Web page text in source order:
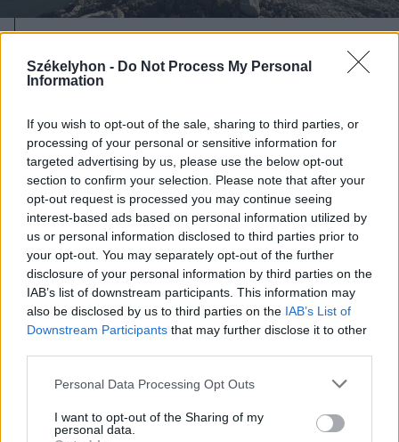
Székelyhon - Do Not Process My Personal
Information
If you wish to opt-out of the sale, sharing to third parties, or
processing of your personal or sensitive information for
targeted advertising by us, please use the below opt-out
section to confirm your selection. Please note that after your
opt-out request is processed you may continue seeing
interest-based ads based on personal information utilized by
us or personal information disclosed to third parties prior to
your opt-out. You may separately opt-out of the further
disclosure of your personal information by third parties on the
IAB’s list of downstream participants. This information may
also be disclosed by us to third parties on the IAB’s List of
Downstream Participants that may further disclose it to other
Personal Data Processing Opt Outs
I want to opt-out of the Sharing of my
personal data.
Uszályokat süllyesztenek a Dunába
üzemben tartása érdekében –
videóval